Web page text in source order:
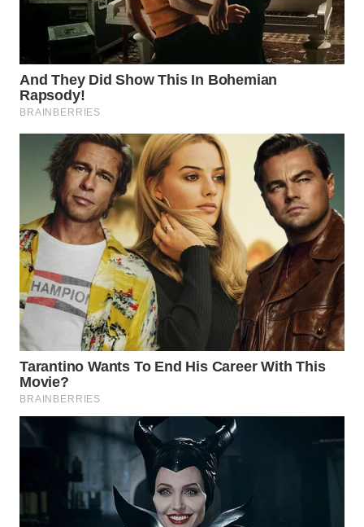
WN
MALUKU
WN
MALUT
WN
DAIRI
WN
DANAU
TOBA
WN
WN
LANGKAT
TAPANULI